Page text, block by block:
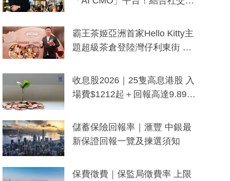
分鐘生成「貼地」宣傳短片
霸王茶姬亞洲首家Hello Kitty主
題超級茶倉登陸灣仔利東街 推
y及香港限定特調系列
收息股2026｜25隻高息港股 入
場費$1212起＋回報高達9.89
儲蓄保險回報率｜滙豐 中銀最
新保證回報一覽及揀選須知
保費徵費｜保監局徵費率 上限